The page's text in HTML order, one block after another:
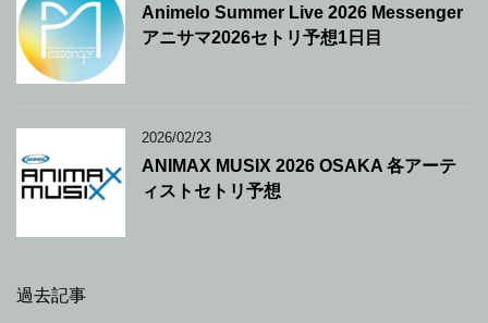
Animelo Summer Live 2026 Messenger
アニサマ2026セトリ予想1日目
2026/02/23
ANIMAX MUSIX 2026 OSAKA 各アーテ
ィストセトリ予想
過去記事